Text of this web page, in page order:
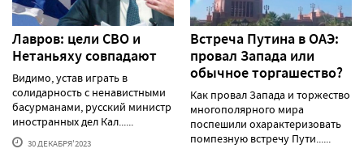
Лавров: цели СВО и
Нетаньяху совпадают
Видимо, устав играть в
солидарность с ненавистными
басурманами, русский министр
иностранных дел Кал......
30 ДЕКАБРЯ'2023
Встреча Путина в ОАЭ:
провал Запада или
обычное торгашество?
Как провал Запада и торжество
многополярного мира
поспешили охарактеризовать
помпезную встречу Пути......